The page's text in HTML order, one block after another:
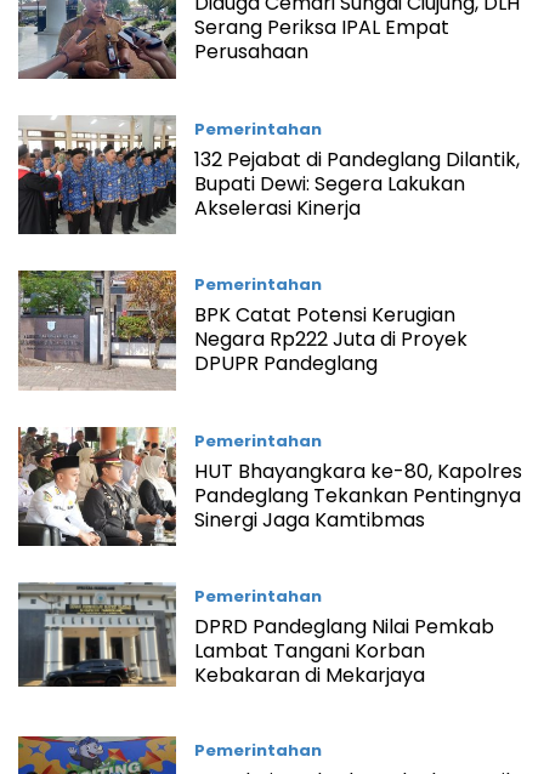
Serang Periksa IPAL Empat
Perusahaan
Pemerintahan
132 Pejabat di Pandeglang Dilantik,
Bupati Dewi: Segera Lakukan
Akselerasi Kinerja
Pemerintahan
BPK Catat Potensi Kerugian
Negara Rp222 Juta di Proyek
DPUPR Pandeglang
Pemerintahan
HUT Bhayangkara ke-80, Kapolres
Pandeglang Tekankan Pentingnya
Sinergi Jaga Kamtibmas
Pemerintahan
DPRD Pandeglang Nilai Pemkab
Lambat Tangani Korban
Kebakaran di Mekarjaya
Pemerintahan